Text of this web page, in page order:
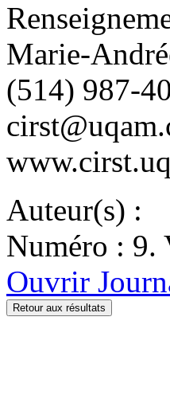
Marie-
(514) 987-
Auteur(s) :
Numéro : 9.
Ouvrir
Retour aux résultats